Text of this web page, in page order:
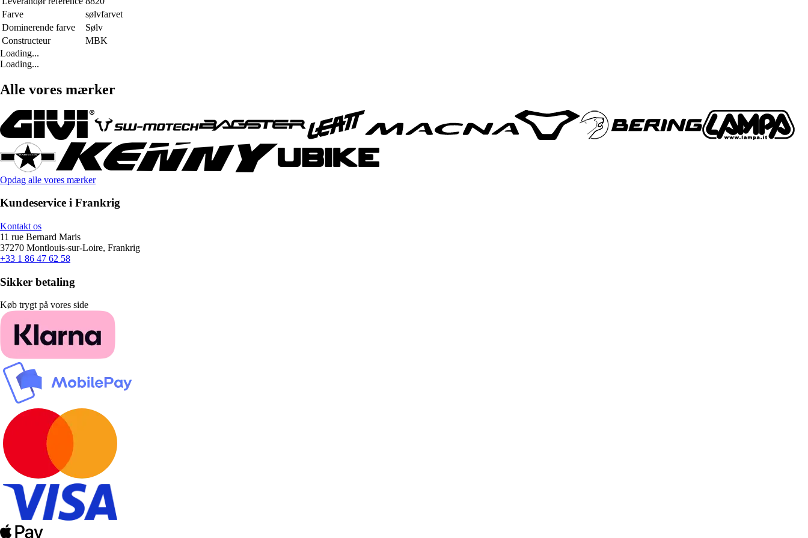
Farve
sølvfarvet
Dominerende farve
Sølv
Constructeur
MBK
Loading...
Loading...
Alle vores mærker
Opdag alle vores mærker
Kundeservice i Frankrig
Kontakt os
11 rue Bernard Maris
37270 Montlouis-sur-Loire, Frankrig
+33 1 86 47 62 58
Sikker betaling
Køb trygt på vores side